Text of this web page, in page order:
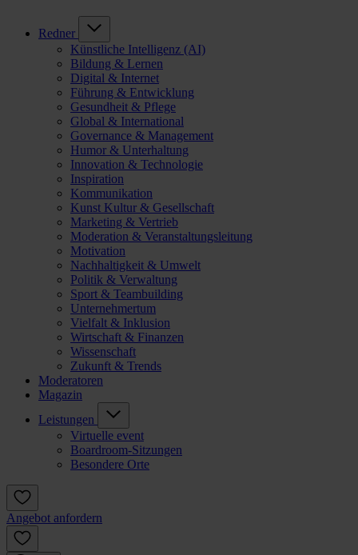
Redner
Künstliche Intelligenz (AI)
Bildung & Lernen
Digital & Internet
Führung & Entwicklung
Gesundheit & Pflege
Global & International
Governance & Management
Humor & Unterhaltung
Innovation & Technologie
Inspiration
Kommunikation
Kunst Kultur & Gesellschaft
Marketing & Vertrieb
Moderation & Veranstaltungsleitung
Motivation
Nachhaltigkeit & Umwelt
Politik & Verwaltung
Sport & Teambuilding
Unternehmertum
Vielfalt & Inklusion
Wirtschaft & Finanzen
Wissenschaft
Zukunft & Trends
Moderatoren
Magazin
Leistungen
Virtuelle event
Boardroom-Sitzungen
Besondere Orte
Angebot anfordern